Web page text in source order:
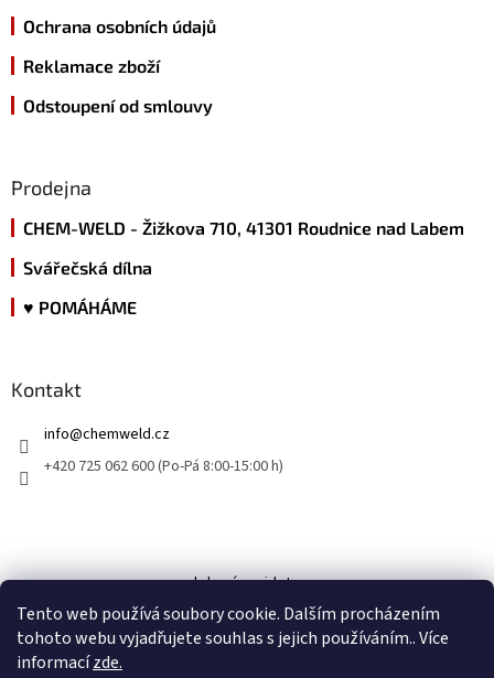
Tento web používá soubory cookie. Dalším procházením
tohoto webu vyjadřujete souhlas s jejich používáním.. Více
informacízde.
Ochrana osobních údajů
Reklamace zboží
Odstoupení od smlouvy
Prodejna
CHEM-WELD - Žižkova 710, 41301 Roudnice nad Labem
Svářečská dílna
♥ POMÁHÁME
Kontakt
info@chemweld.cz
+420 725 062 600 (Po-Pá 8:00-15:00 h)
kde nás najdete